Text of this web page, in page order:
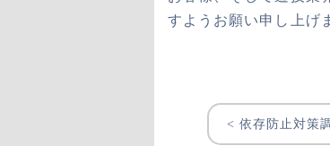
すようお願い申し上げ
< 依存防止対策